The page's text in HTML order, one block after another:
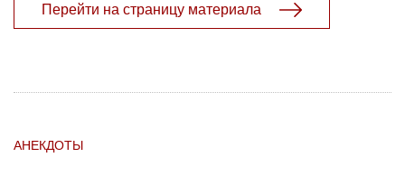
Перейти на страницу материала
АНЕКДОТЫ